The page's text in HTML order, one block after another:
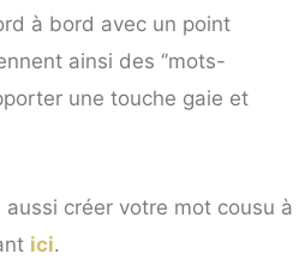
à bord avec un point
ainsi des ‘’mots-
une touche gaie et
aussi créer votre mot cousu à
ici.